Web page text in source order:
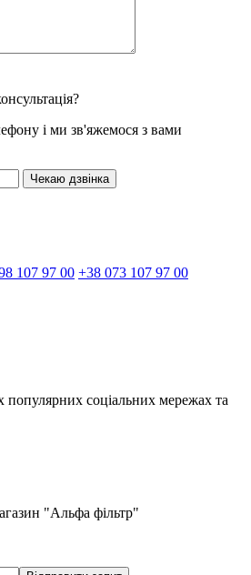
і ми зв'яжемося з вами
107 97 00 +38 073 107 97 00
популярних соціальних мережах та
"Альфа фільтр"